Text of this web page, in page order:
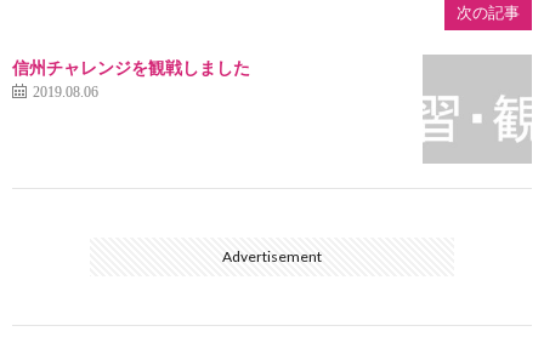
次の記事
信州チャレンジを観戦しました
2019.08.06
Advertisement